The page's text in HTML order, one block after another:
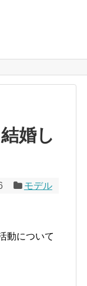
婚し
モデル
動について